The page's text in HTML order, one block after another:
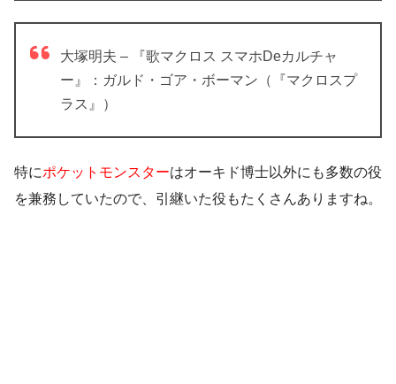
大塚明夫 – 『歌マクロス スマホDeカルチャ
ー』：ガルド・ゴア・ボーマン（『マクロスプ
ラス』）
特にポケットモンスターはオーキド博士以外にも多数の役
を兼務していたので、引継いた役もたくさんありますね。